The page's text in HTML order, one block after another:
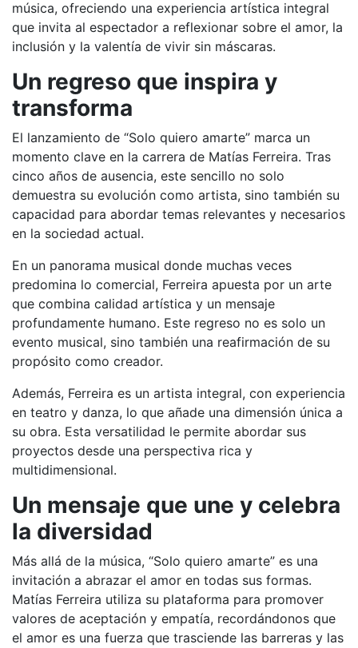
música, ofreciendo una experiencia artística integral
que invita al espectador a reflexionar sobre el amor, la
inclusión y la valentía de vivir sin máscaras.
Un regreso que inspira y
transforma
El lanzamiento de “Solo quiero amarte” marca un
momento clave en la carrera de Matías Ferreira. Tras
cinco años de ausencia, este sencillo no solo
demuestra su evolución como artista, sino también su
capacidad para abordar temas relevantes y necesarios
en la sociedad actual.
En un panorama musical donde muchas veces
predomina lo comercial, Ferreira apuesta por un arte
que combina calidad artística y un mensaje
profundamente humano. Este regreso no es solo un
evento musical, sino también una reafirmación de su
propósito como creador.
Además, Ferreira es un artista integral, con experiencia
en teatro y danza, lo que añade una dimensión única a
su obra. Esta versatilidad le permite abordar sus
proyectos desde una perspectiva rica y
multidimensional.
Un mensaje que une y celebra
la diversidad
Más allá de la música, “Solo quiero amarte” es una
invitación a abrazar el amor en todas sus formas.
Matías Ferreira utiliza su plataforma para promover
valores de aceptación y empatía, recordándonos que
el amor es una fuerza que trasciende las barreras y las